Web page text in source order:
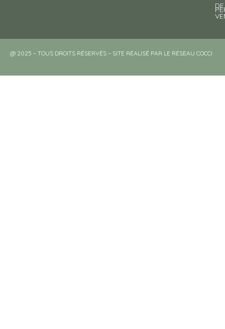
DE
@ 2025 – TOUS DROITS RÉSERVÉS – SITE RÉALISÉ PAR LE RÉSEAU COCCI